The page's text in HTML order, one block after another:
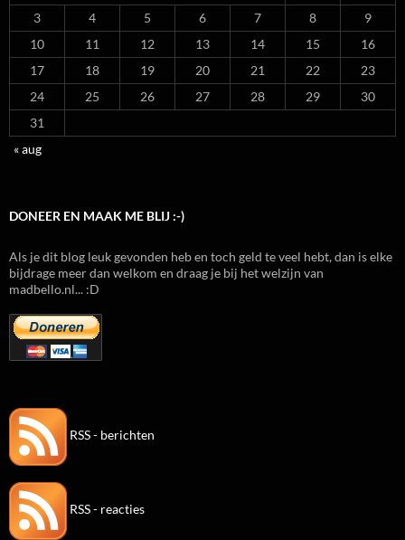
3
4 5 6 7 8
9
10
11 12 13 14 15
16
17
18 19 20 21 22
23
24
25 26 27 28 29
30
31
« aug
DONEER EN MAAK ME BLIJ :-)
Als je dit blog leuk gevonden heb en toch geld te veel hebt, dan is elke
bijdrage meer dan welkom en draag je bij het welzijn van
madbello.nl... :D
RSS - berichten
RSS - reacties